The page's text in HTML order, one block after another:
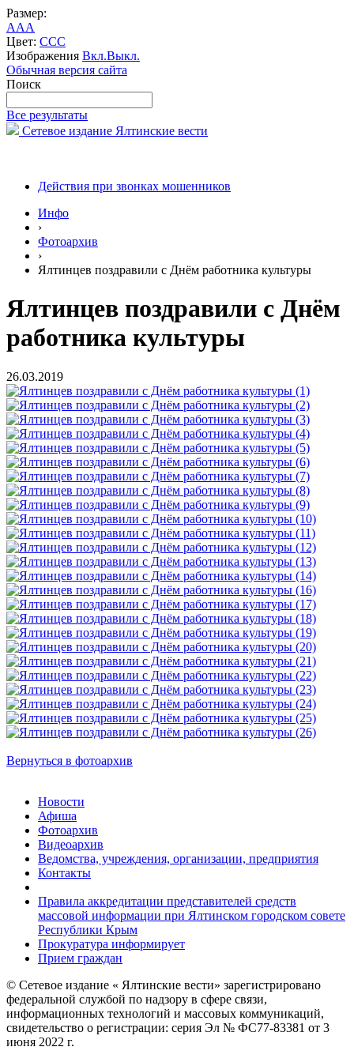
Размер:
AAA
Цвет: CCC
Изображения Вкл.Выкл.
Обычная версия сайта
Поиск
Все результаты
Сетевое издание Ялтинские вести
Действия при звонках мошенников
Инфо
›
Фотоархив
›
Ялтинцев поздравили с Днём работника культуры
Ялтинцев поздравили с Днём
работника культуры
26.03.2019
Вернуться в фотоархив
Новости
Афиша
Фотоархив
Видеоархив
Ведомства, учреждения, организации, предприятия
Контакты
Правила аккредитации представителей средств
массовой информации при Ялтинском городском совете
Республики Крым
Прокуратура информирует
Прием граждан
© Сетевое издание « Ялтинские вести» зарегистрировано
федеральной службой по надзору в сфере связи,
информационных технологий и массовых коммуникаций,
свидетельство о регистрации: серия Эл № ФС77-83381 от 3
июня 2022 г.